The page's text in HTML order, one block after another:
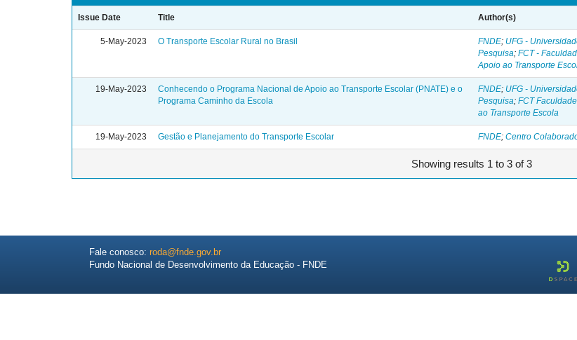
Issue Date Title Author(s)
5-May-2023 O Transporte Escolar Rural no Brasil FNDE; UFG -
Pesquisa; FCT -
Apoio ao Transporte
19-May-2023
Conhecendo o Programa Nacional de Apoio ao Transporte Escolar (PNATE) e o
Programa Caminho da Escola
FNDE; UFG -
Pesquisa; FCT
ao Transporte Escola
19-May-2023 Gestão e Planejamento do Transporte Escolar FNDE; Centro
Showing results 1 to 3 of 3
Fale conosco: roda@fnde.gov.br
Fundo Nacional de Desenvolvimento da Educação - FNDE